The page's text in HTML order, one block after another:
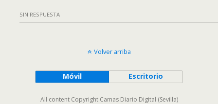
SIN RESPUESTA
Volver arriba
Móvil Escritorio
All content Copyright Camas Diario Digital (Sevilla)